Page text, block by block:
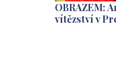
OBRAZEM:
vítězství v